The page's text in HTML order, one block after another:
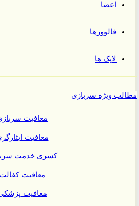
اعضا
فالوورها
لایک ها
ویژه سربازی
معافیت سربازی
معافیت ایثارگری
کسری خدمت سربازی
معافیت کفالت
معافیت پزشکی